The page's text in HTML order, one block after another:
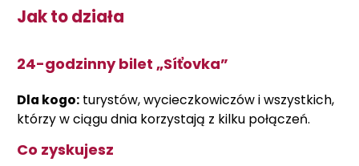
Jak to działa
24-godzinny bilet „Síťovka”
Dla kogo: turystów, wycieczkowiczów i wszystkich,
którzy w ciągu dnia korzystają z kilku połączeń.
Co zyskujesz